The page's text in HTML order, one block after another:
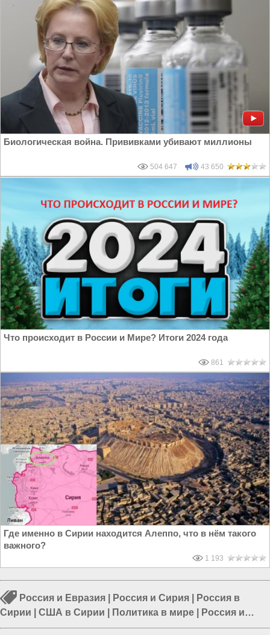
Биологическая война. Прививками убивают миллионы
504 647 43 650
Что происходит в России и Мире? Итоги 2024 года
861
Где именно в Сирии находится Алеппо, что в нём такого
важного?
1 193
Россия и Евразия Россия и Сирия
Россия в
Сирии
США в Сирии Политика в мире
Россия и
Запад|Политика в Азии